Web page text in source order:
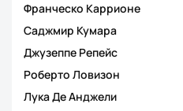
Франческо Каррионе
Саджмир Кумара
Джузеппе Репейс
Роберто Ловизон
Лука Де Анджели